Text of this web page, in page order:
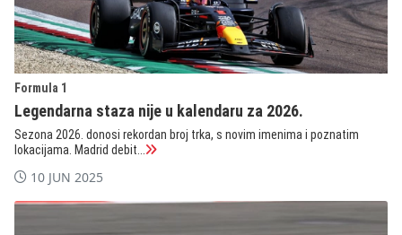
Formula 1
Legendarna staza nije u kalendaru za 2026.
Sezona 2026. donosi rekordan broj trka, s novim imenima i poznatim
lokacijama. Madrid debit...
10 JUN 2025